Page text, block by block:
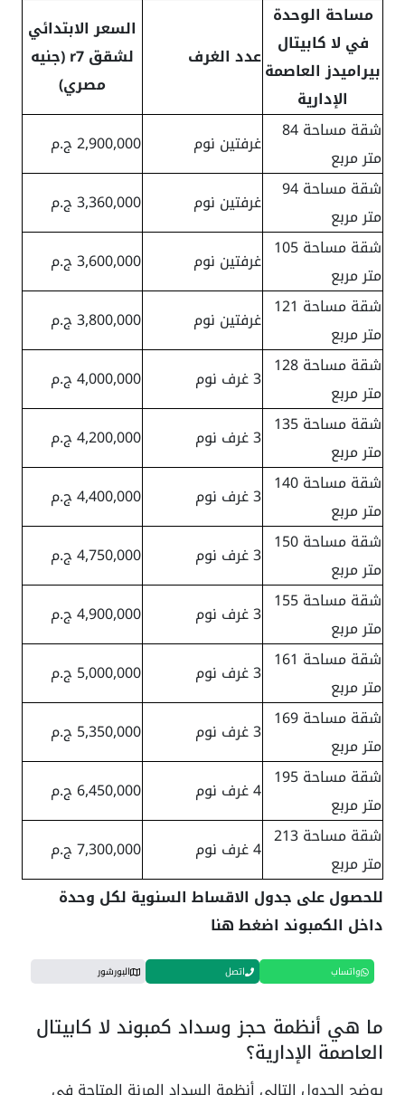
مساحة الوحدة
في لا كابيتال
بيراميدز العاصمة
الإدارية
عدد الغرف
السعر الابتدائي
لشقق r7 (جنيه
مصري)
شقة مساحة 84
متر مربع
غرفتين نوم
2,900,000 ج.م
شقة مساحة 94
متر مربع
غرفتين نوم
3,360,000 ج.م
شقة مساحة 105
متر مربع
غرفتين نوم
3,600,000 ج.م
شقة مساحة 121
متر مربع
غرفتين نوم
3,800,000 ج.م
شقة مساحة 128
متر مربع
3 غرف نوم
4,000,000 ج.م
شقة مساحة 135
متر مربع
3 غرف نوم
4,200,000 ج.م
شقة مساحة 140
متر مربع
3 غرف نوم
4,400,000 ج.م
شقة مساحة 150
متر مربع
3 غرف نوم
4,750,000 ج.م
شقة مساحة 155
متر مربع
3 غرف نوم
4,900,000 ج.م
شقة مساحة 161
متر مربع
3 غرف نوم
5,000,000 ج.م
شقة مساحة 169
متر مربع
3 غرف نوم
5,350,000 ج.م
شقة مساحة 195
متر مربع
4 غرف نوم
6,450,000 ج.م
شقة مساحة 213
متر مربع
4 غرف نوم
7,300,000 ج.م
للحصول على جدول الاقساط السنوية لكل وحدة
داخل الكمبوند اضغط هنا
واتساب اتصل البورشور
ما هي أنظمة حجز وسداد كمبوند لا كابيتال
العاصمة الإدارية؟